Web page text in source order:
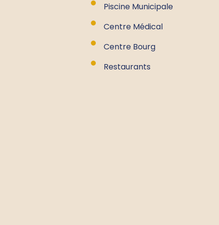
Piscine Municipale
Centre Médical
Centre Bourg
Restaurants